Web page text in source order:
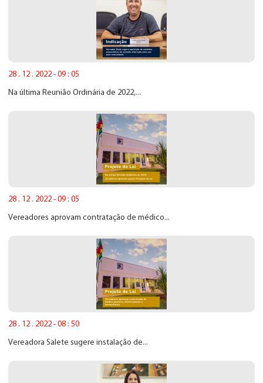
28 . 12 . 2022 - 09 : 05
Na última Reunião Ordinária de 2022,...
28 . 12 . 2022 - 09 : 05
Vereadores aprovam contratação de médico...
28 . 12 . 2022 - 08 : 50
Vereadora Salete sugere instalação de...